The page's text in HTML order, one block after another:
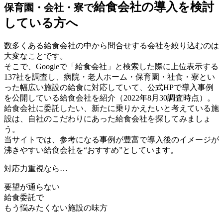
保育園・会社・寮で給食会社の導入を検討
している方へ
数多くある給食会社の中から問合せする会社を絞り込むのは
大変なことです。
そこで、Googleで「給食会社」と検索した際に上位表示する
137社を調査し、病院・老人ホーム・保育園・社食・寮とい
った幅広い施設の給食に対応していて、公式HPで導入事例
を公開している給食会社を紹介（2022年8月30調査時点）。
給食会社に委託したい、新たに乗りかえたいと考えている施
設は、自社のこだわりにあった給食会社を探してみましょ
う。
当サイトでは、参考になる事例が豊富で導入後のイメージが
沸きやすい給食会社を“おすすめ”としています。
対応力重視なら…
要望が通らない
給食委託で
もう悩みたくない施設の味方